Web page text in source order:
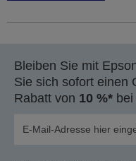
Bleiben Sie mit
Sie sich sofort einen
Rabatt von 10 %*